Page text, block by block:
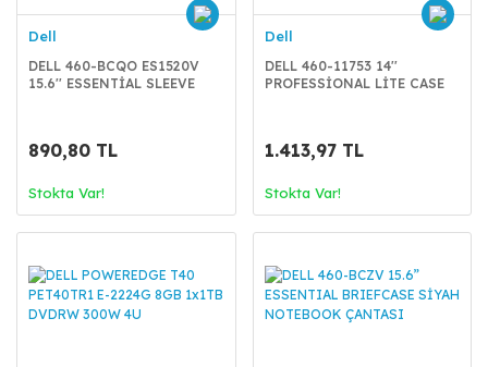
Dell
DELL 460-BCQO ES1520V
15.6'' ESSENTİAL SLEEVE
890,80 TL
Stokta Var!
Dell
DELL 460-11753 14''
PROFESSİONAL LİTE CASE
1.413,97 TL
Stokta Var!